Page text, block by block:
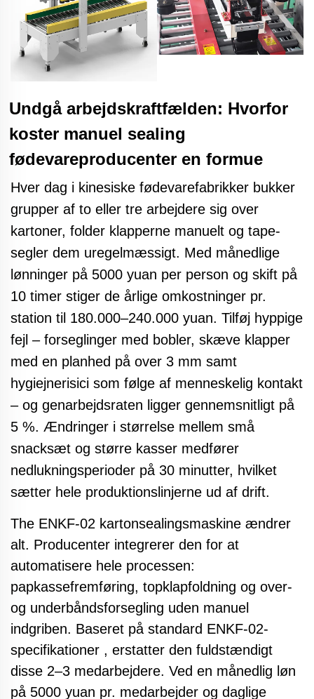
Undgå arbejdskraftfælden: Hvorfor
koster manuel sealing
fødevareproducenter en formue
Hver dag i kinesiske fødevarefabrikker bukker
grupper af to eller tre arbejdere sig over
kartoner, folder klapperne manuelt og tape-
segler dem uregelmæssigt. Med månedlige
lønninger på 5000 yuan per person og skift på
10 timer stiger de årlige omkostninger pr.
station til 180.000–240.000 yuan. Tilføj hyppige
fejl – forseglinger med bobler, skæve klapper
med en planhed på over 3 mm samt
hygiejnerisici som følge af menneskelig kontakt
– og genarbejdsraten ligger gennemsnitligt på
5 %. Ændringer i størrelse mellem små
snacksæt og større kasser medfører
nedlukningsperioder på 30 minutter, hvilket
sætter hele produktionslinjerne ud af drift.
The ENKF-02 kartonsealingsmaskine ændrer
alt. Producenter integrerer den for at
automatisere hele processen:
papkassefremføring, topklapfoldning og over-
og underbåndsforsegling uden manuel
indgriben. Baseret på standard ENKF-02-
specifikationer , erstatter den fuldstændigt
disse 2–3 medarbejdere. Ved en månedlig løn
på 5000 yuan pr. medarbejder og daglige